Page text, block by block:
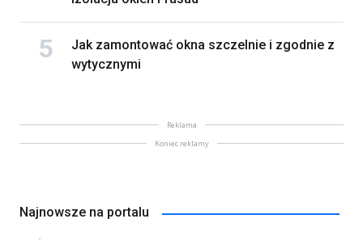
Jak zamontować okna szczelnie i zgodnie z
wytycznymi
Reklama
Koniec reklamy
Najnowsze na portalu